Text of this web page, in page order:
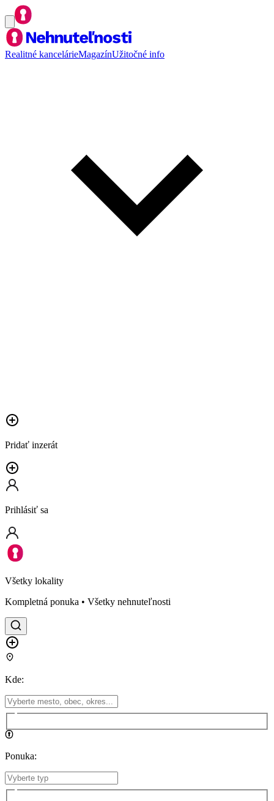
Realitné kancelárieMagazínUžitočné info
Pridať inzerát
Prihlásiť sa
Všetky lokality
Kompletná ponuka • Všetky nehnuteľnosti
Kde:
Ponuka: